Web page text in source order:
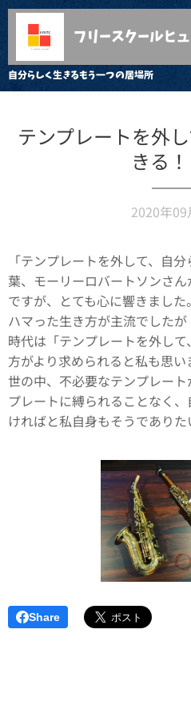
フリースクールヒ
自分らしく生きるもう一つの居場所
テンプレートを外
きる！
2020年09
「テンプレートを外して、自
葉、モーリーロバートソンさ
ですが、とても心に響きまし
ハマった生き方が主流でした
時代は「テンプレートを外し
方がより求められると私も思い
世の中、不必要なテンプレー
プレートに縛られることなく
ければと私自身もそうでありた
Share